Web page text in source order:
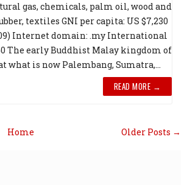
gas, chemicals, palm oil, wood and
textiles GNI per capita: US $7,230
Internet domain: .my International
The early Buddhist Malay kingdom of
what is now Palembang, Sumatra,...
READ MORE →
Older Posts →
Home